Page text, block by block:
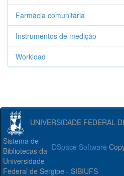
Farmácia comunitária
Instrumentos de medição
Workload
UNIVERSIDADE FEDERAL
DSpace Software
Sistema de
Bibliotecas da
Universidade
Federal de Sergipe - SIBIUFS